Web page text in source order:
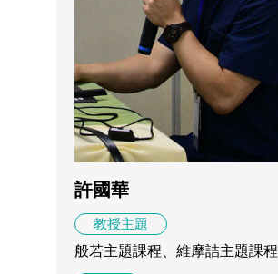
許國華
教授主題
般若主題課程、維摩詰主題課程